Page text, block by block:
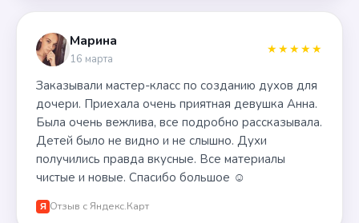
Марина
16 марта
★★★★★
Заказывали мастер-класс по созданию духов для
дочери. Приехала очень приятная девушка Анна.
Была очень вежлива, все подробно рассказывала.
Детей было не видно и не слышно. Духи
получились правда вкусные. Все материалы
чистые и новые. Спасибо большое ☺️
Я Отзыв с Яндекс.Карт